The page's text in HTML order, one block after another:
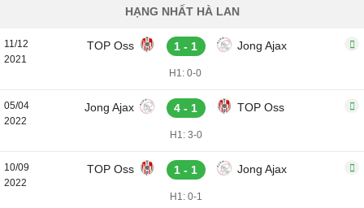
HẠNG NHẤT HÀ LAN
11/12
2021
TOP Oss 1 - 1 Jong Ajax
H1: 0-0
05/04
2022
Jong Ajax 4 - 1 TOP Oss
H1: 3-0
10/09
2022
TOP Oss 1 - 1 Jong Ajax
H1: 0-1